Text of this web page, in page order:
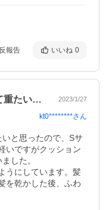
報告 いいね 0
Lサイズを持っていて、大きくて重たいと… 2023/1/27
kt0********さん
と思ったので、Sサ
いですがクッション
した。
うにしています。髪
を乾かした後、ふわ